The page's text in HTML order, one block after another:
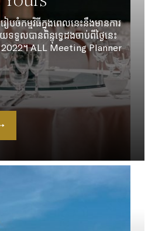
បចំកម្មវិធីក្នុងពេលនេះនឹងមានការ
លបានពិន្ទុទ្វេដងចាប់ពីថ្ងៃនេះ
2022។ ALL Meeting Planner